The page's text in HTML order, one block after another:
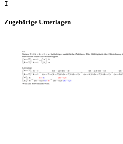
Zugehörige Unterlagen